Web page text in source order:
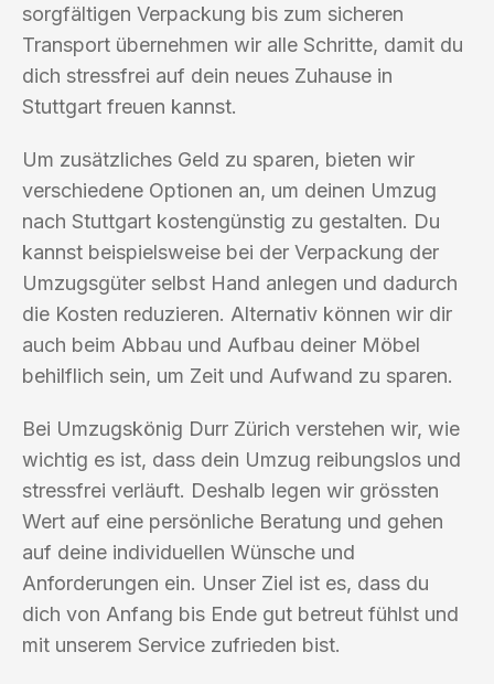
sorgfältigen Verpackung bis zum sicheren
Transport übernehmen wir alle Schritte, damit du
dich stressfrei auf dein neues Zuhause in
Stuttgart freuen kannst.
Um zusätzliches Geld zu sparen, bieten wir
verschiedene Optionen an, um deinen Umzug
nach Stuttgart kostengünstig zu gestalten. Du
kannst beispielsweise bei der Verpackung der
Umzugsgüter selbst Hand anlegen und dadurch
die Kosten reduzieren. Alternativ können wir dir
auch beim Abbau und Aufbau deiner Möbel
behilflich sein, um Zeit und Aufwand zu sparen.
Bei Umzugskönig Durr Zürich verstehen wir, wie
wichtig es ist, dass dein Umzug reibungslos und
stressfrei verläuft. Deshalb legen wir grössten
Wert auf eine persönliche Beratung und gehen
auf deine individuellen Wünsche und
Anforderungen ein. Unser Ziel ist es, dass du
dich von Anfang bis Ende gut betreut fühlst und
mit unserem Service zufrieden bist.